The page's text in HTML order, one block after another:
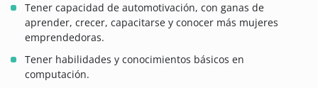
Tener capacidad de automotivación, con ganas de
aprender, crecer, capacitarse y conocer más mujeres
emprendedoras.
Tener habilidades y conocimientos básicos en
computación.